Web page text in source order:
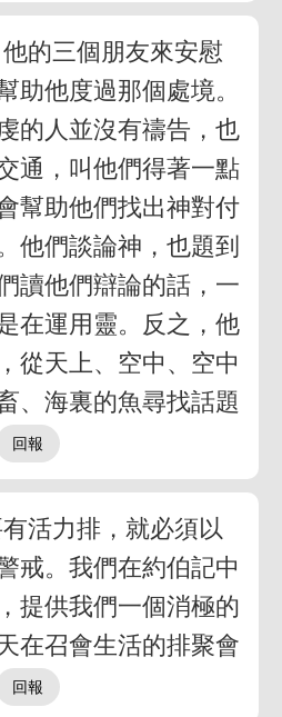
的三個朋友來安慰
助他度過那個處境。
的人並沒有禱告，也
通，叫他們得著一點
幫助他們找出神對付
他們談論神，也題到
讀他們辯論的話，一
在運用靈。反之，他
從天上、空中、空中
、海裏的魚尋找話題
活力排，就必須以
戒。我們在約伯記中
提供我們一個消極的
在召會生活的排聚會